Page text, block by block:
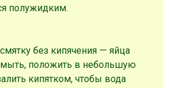
полужидким.
без кипячения — яйца
положить в небольшую
кипятком, чтобы вода